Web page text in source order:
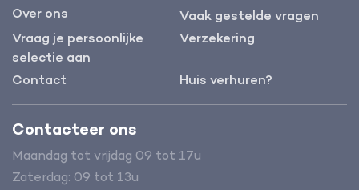
Over ons
Vaak gestelde vragen
Vraag je persoonlijke
selectie aan
Verzekering
Contact Huis verhuren?
Contacteer ons
Maandag tot vrijdag 09 tot 17u
Zaterdag: 09 tot 13u